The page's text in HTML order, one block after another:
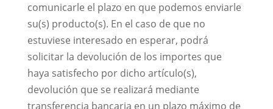
comunicarle el plazo en que podemos enviarle
su(s) producto(s). En el caso de que no
estuviese interesado en esperar, podrá
solicitar la devolución de los importes que
haya satisfecho por dicho artículo(s),
devolución que se realizará mediante
transferencia bancaria en un plazo máximo de